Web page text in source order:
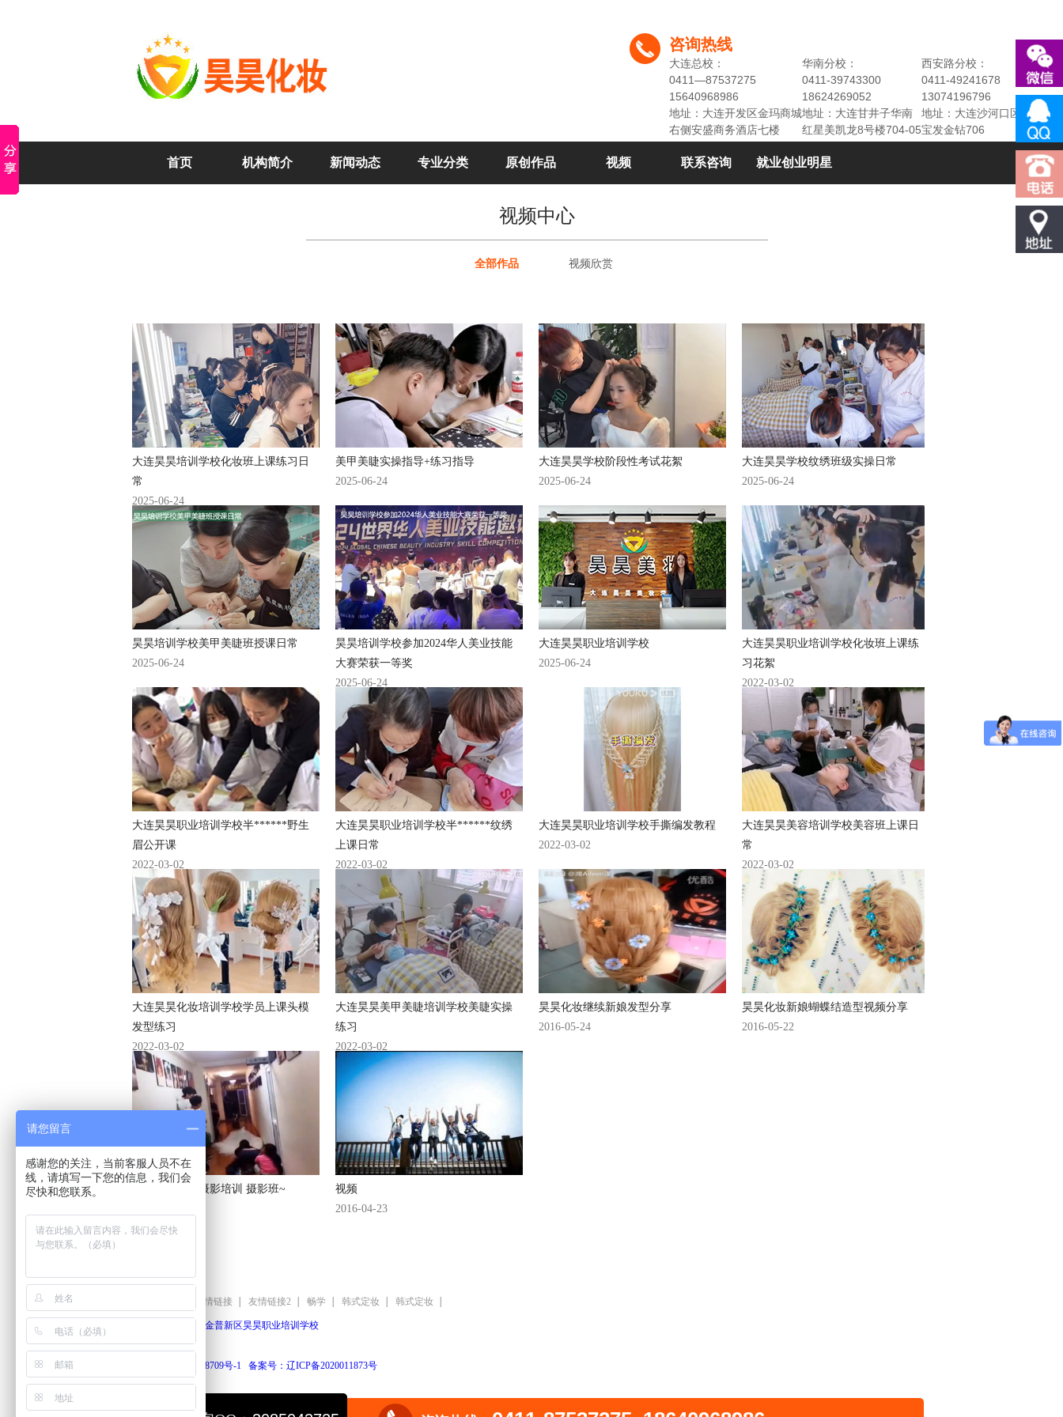
咨询热线
大连总校：
0411—87537275
15640968986
地址：大连开发区金玛商城
右侧安盛商务酒店七楼
华南分校：
0411-39743300
18624269052
地址：大连甘井子华南
红星美凯龙8号楼704-05
西安路分校：
0411-49241678
13074196796
地址：大连沙河口区民权街
宝发金钻706
首页 机构简介 新闻动态 专业分类 原创作品 视频 联系咨询 就业创业明星
视频中心
全部作品 视频欣赏
大连昊昊培训学校化妆班上课练习日
常
2025-06-24
美甲美睫实操指导+练习指导
2025-06-24
大连昊昊学校阶段性考试花絮
2025-06-24
大连昊昊学校纹绣班级实操日常
2025-06-24
昊昊培训学校美甲美睫班授课日常
2025-06-24
昊昊培训学校参加2024华人美业技能
大赛荣获一等奖
2025-06-24
大连昊昊职业培训学校
2025-06-24
大连昊昊职业培训学校化妆班上课练
习花絮
2022-03-02
大连昊昊职业培训学校半******野生
眉公开课
2022-03-02
大连昊昊职业培训学校半******纹绣
上课日常
2022-03-02
大连昊昊职业培训学校手撕编发教程
2022-03-02
大连昊昊美容培训学校美容班上课日
常
2022-03-02
大连昊昊化妆培训学校学员上课头模
发型练习
2022-03-02
大连昊昊美甲美睫培训学校美睫实操
练习
2022-03-02
昊昊化妆继续新娘发型分享
2016-05-24
昊昊化妆新娘蝴蝶结造型视频分享
2016-05-22
大连昊昊化妆摄影培训 摄影班~
视频
2016-04-23
友情链接 友情链接2 畅学 韩式定妆 韩式定妆
大连金普新区昊昊职业培训学校
辽ICP备16018709号-1 备案号： 辽ICP备2020011873号
请您留言
感谢您的关注，当前客服人员不在
线，请填写一下您的信息，我们会
尽快和您联系。